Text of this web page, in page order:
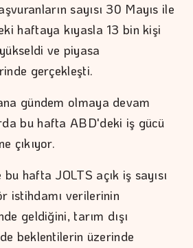
sayısı 30 Mayıs ile
haftaya kıyasla 13 bin kişi
ve piyasa
gerçekleşti.
gündem olmaya devam
bu hafta ABD'deki iş gücü
çıkıyor.
hafta JOLTS açık iş sayısı
istihdamı verilerinin
geldiğini, tarım dışı
beklentilerin üzerinde